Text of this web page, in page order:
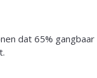
dat 65%